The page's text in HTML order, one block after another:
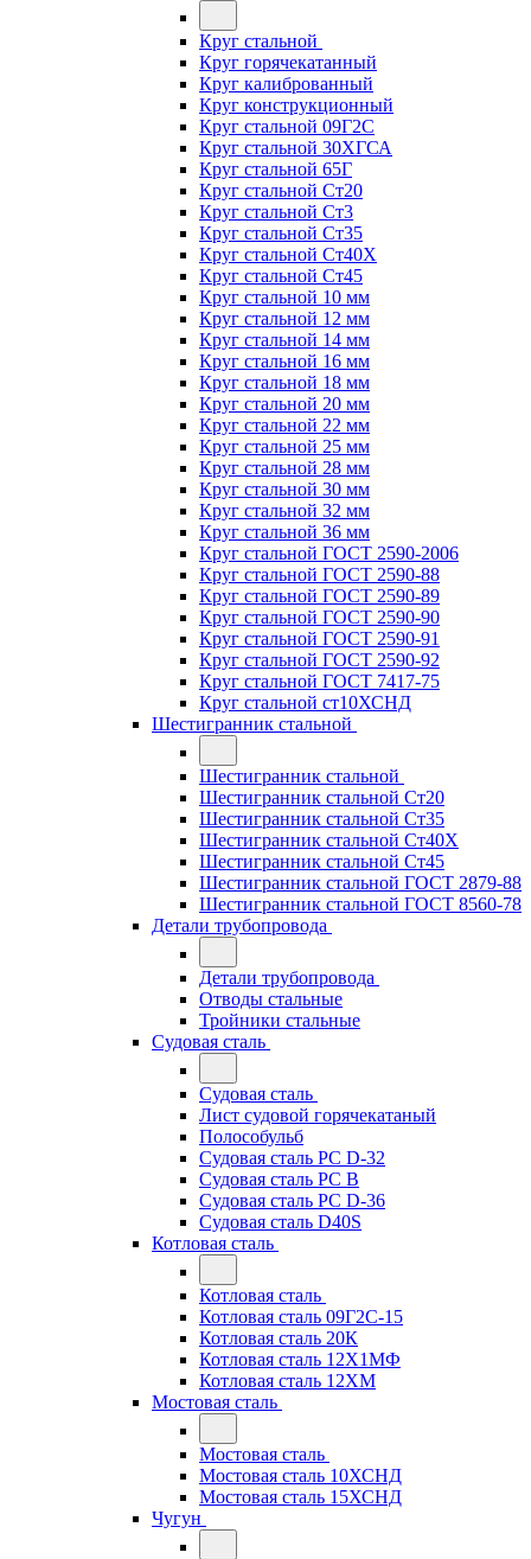
Круг стальной
Круг горячекатанный
Круг калиброванный
Круг конструкционный
Круг стальной 09Г2С
Круг стальной 30ХГСА
Круг стальной 65Г
Круг стальной Ст20
Круг стальной Ст3
Круг стальной Ст35
Круг стальной Ст40Х
Круг стальной Ст45
Круг стальной 10 мм
Круг стальной 12 мм
Круг стальной 14 мм
Круг стальной 16 мм
Круг стальной 18 мм
Круг стальной 20 мм
Круг стальной 22 мм
Круг стальной 25 мм
Круг стальной 28 мм
Круг стальной 30 мм
Круг стальной 32 мм
Круг стальной 36 мм
Круг стальной ГОСТ 2590-2006
Круг стальной ГОСТ 2590-88
Круг стальной ГОСТ 2590-89
Круг стальной ГОСТ 2590-90
Круг стальной ГОСТ 2590-91
Круг стальной ГОСТ 2590-92
Круг стальной ГОСТ 7417-75
Круг стальной ст10ХСНД
Шестигранник стальной
Шестигранник стальной
Шестигранник стальной Ст20
Шестигранник стальной Ст35
Шестигранник стальной Ст40Х
Шестигранник стальной Ст45
Шестигранник стальной ГОСТ 2879-88
Шестигранник стальной ГОСТ 8560-78
Детали трубопровода
Детали трубопровода
Отводы стальные
Тройники стальные
Судовая сталь
Судовая сталь
Лист судовой горячекатаный
Полособульб
Судовая сталь РС D-32
Судовая сталь РС В
Судовая сталь РС D-36
Судовая сталь D40S
Котловая сталь
Котловая сталь
Котловая сталь 09Г2С-15
Котловая сталь 20К
Котловая сталь 12Х1МФ
Котловая сталь 12ХМ
Мостовая сталь
Мостовая сталь
Мостовая сталь 10ХСНД
Мостовая сталь 15ХСНД
Чугун